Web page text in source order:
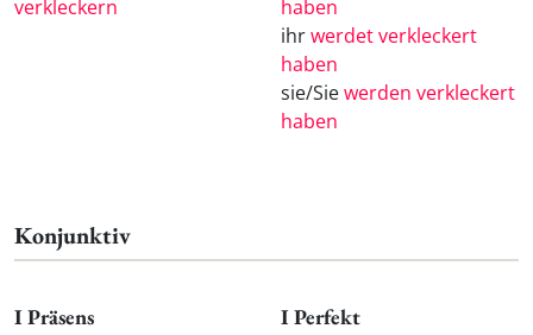
verkleckern
haben
ihrwerdet verkleckert
haben
sie/Siewerden verkleckert
haben
Konjunktiv
I Präsens I Perfekt